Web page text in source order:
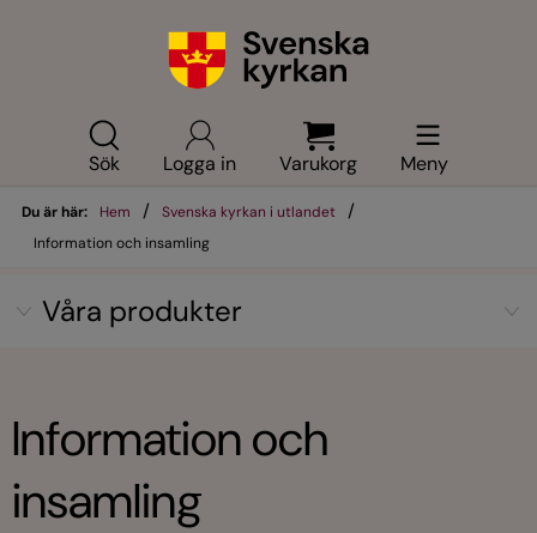
Sök Logga in Varukorg Meny
Du är här: Hem / Svenska kyrkan i utlandet /
Information och insamling
Våra produkter
Information och
insamling